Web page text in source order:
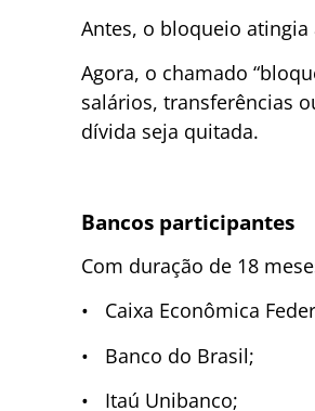
Antes, o bloqueio
Agora, o chamado
salários, transferências
dívida seja quitada.
Bancos participantes
Com duração de 18
• Caixa Econômica
• Banco do Brasil;
• Itaú Unibanco;